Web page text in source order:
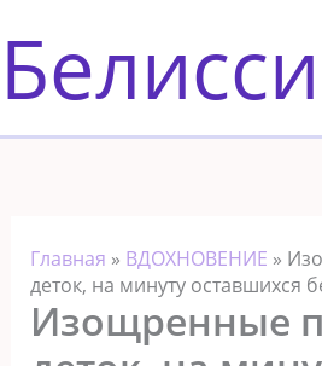
к
содержимому
Главная » ВДОХНОВЕНИЕ »
деток, на минуту оставшихся
Изощренные